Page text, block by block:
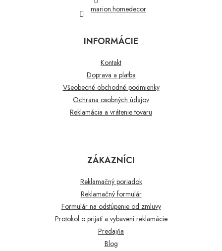
marion.homedecor
INFORMÁCIE
Kontakt
Doprava a platba
Všeobecné obchodné podmienky
Ochrana osobných údajov
Reklamácia a vrátenie tovaru
ZÁKAZNÍCI
Reklamačný poriadok
Reklamačný formulár
Formulár na odstúpenie od zmluvy
Protokol o prijatí a vybavení reklamácie
Predajňa
Blog